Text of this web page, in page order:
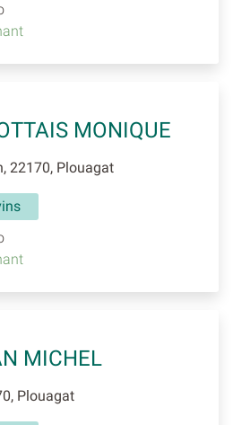
MONIQUE
22170, Plouagat
MICHEL
Plouagat